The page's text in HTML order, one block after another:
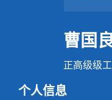
曹国
正高级级
个人信息